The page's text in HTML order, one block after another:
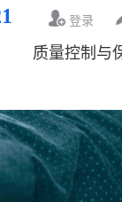
登录
质量控制与